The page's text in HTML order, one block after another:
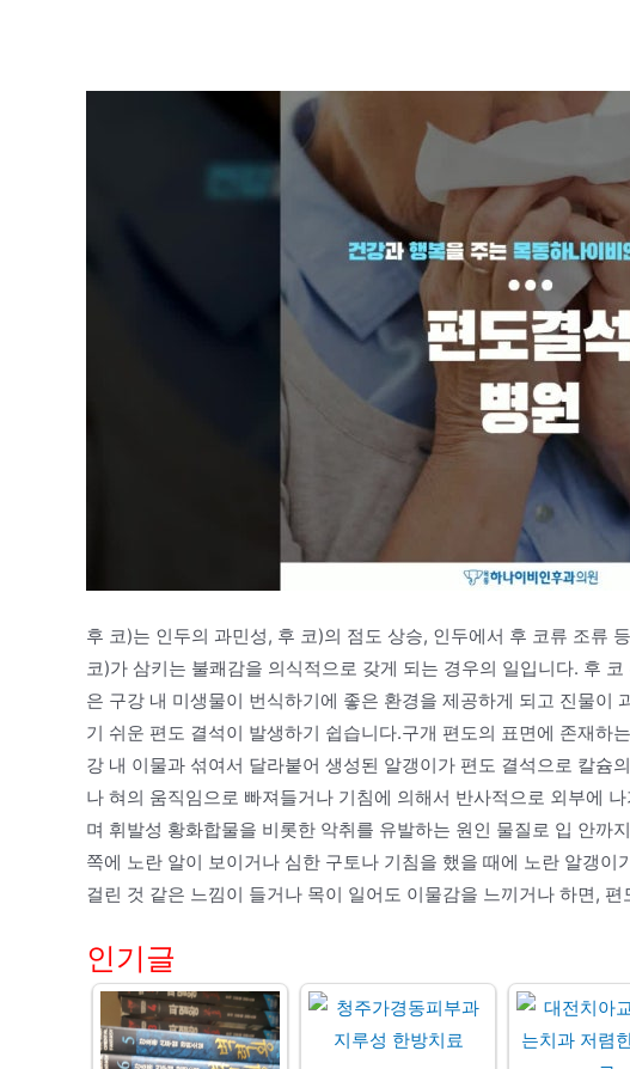
후 코)는 인두의 과민성, 후 코)의 점도 상승, 인두에서 후 코류 조류
코)가 삼키는 불쾌감을 의식적으로 갖게 되는 경우의 일입니다. 후
은 구강 내 미생물이 번식하기에 좋은 환경을 제공하게 되고 진물이
기 쉬운 편도 결석이 발생하기 쉽습니다.구개 편도의 표면에 존재하
강 내 이물과 섞여서 달라붙어 생성된 알갱이가 편도 결석으로 칼슘
나 혀의 움직임으로 빠져들거나 기침에 의해서 반사적으로 외부에
며 휘발성 황화합물을 비롯한 악취를 유발하는 원인 물질로 입 안까
쪽에 노란 알이 보이거나 심한 구토나 기침을 했을 때에 노란 알갱
걸린 것 같은 느낌이 들거나 목이 일어도 이물감을 느끼거나 하면,
인기글